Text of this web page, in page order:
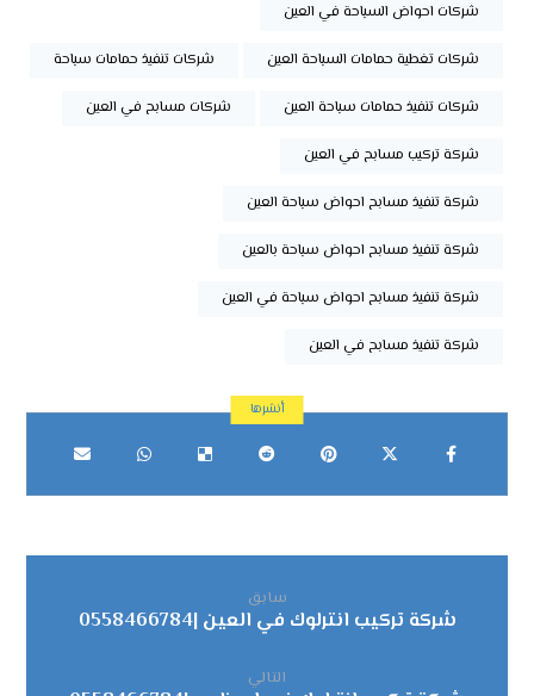
شركات احواض السباحة في العين
شركات تغطية حمامات السباحة العين شركات تنفيذ حمامات سباحة
شركات تنفيذ حمامات سباحة العين شركات مسابح في العين
شركة تركيب مسابح في العين
شركة تنفيذ مسابح احواض سباحة العين
شركة تنفيذ مسابح احواض سباحة بالعين
شركة تنفيذ مسابح احواض سباحة في العين
شركة تنفيذ مسابح في العين
سابق
شركة تركيب انترلوك في العين |0558466784
التالي